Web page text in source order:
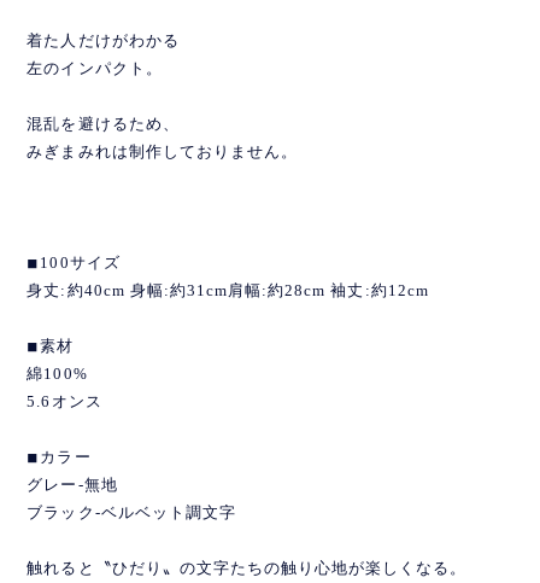
着た人だけがわかる
左のインパクト。
混乱を避けるため、
みぎまみれは制作しておりません。
◾︎100サイズ
身丈:約40cm 身幅:約31cm肩幅:約28cm 袖丈:約12cm
◾︎素材
綿100%
5.6オンス
◾︎カラー
グレー-無地
ブラック-ベルベット調文字
触れると〝ひだり〟の文字たちの触り心地が楽しくなる。